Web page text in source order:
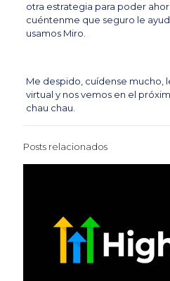
otra estrategia para poder
cuéntenme que seguro le
usamos Miro.
Me despido, cuídense mucho,
virtual y nos vemos en el
chau chau.
Posts relacionados